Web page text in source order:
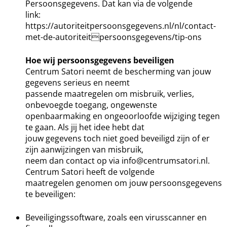
Persoonsgegevens. Dat kan via de volgende
link:
https://autoriteitpersoonsgegevens.nl/nl/contact-
met-de-autoriteitpersoonsgegevens/tip-ons
Hoe wij persoonsgegevens beveiligen
Centrum Satori neemt de bescherming van jouw
gegevens serieus en neemt
passende maatregelen om misbruik, verlies,
onbevoegde toegang, ongewenste
openbaarmaking en ongeoorloofde wijziging tegen
te gaan. Als jij het idee hebt dat
jouw gegevens toch niet goed beveiligd zijn of er
zijn aanwijzingen van misbruik,
neem dan contact op via info@centrumsatori.nl.
Centrum Satori heeft de volgende
maatregelen genomen om jouw persoonsgegevens
te beveiligen:
Beveiligingssoftware, zoals een virusscanner en